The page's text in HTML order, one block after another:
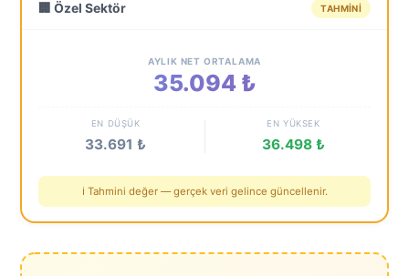
🏢 Özel Sektör TAHMINI
AYLIK NET ORTALAMA
35.094 ₺
EN DÜŞÜK
33.691 ₺
EN YÜKSEK
36.498 ₺
ℹ️ Tahmini değer — gerçek veri gelince güncellenir.